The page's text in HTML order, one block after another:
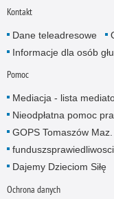
Kontakt
Dane teleadresowe
Informacje dla osób
Pomoc
Mediacja - lista
Nieodpłatna pomoc
GOPS Tomaszów Maz.
Dajemy Dzieciom Siłę
Ochrona danych